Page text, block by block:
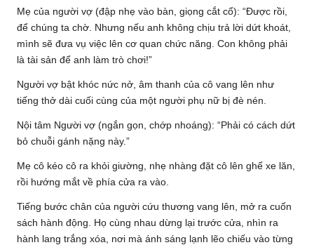
Mẹ của người vợ (đập nhẹ vào bàn, giọng cắt cổ): “Được rồi,
để chúng ta chờ. Nhưng nếu anh không chịu trả lời dứt khoát,
mình sẽ đưa vụ việc lên cơ quan chức năng. Con không phải
là tài sản để anh làm trò chơi!”
Người vợ bật khóc nức nở, âm thanh của cô vang lên như
tiếng thở dài cuối cùng của một người phụ nữ bị đè nén.
Nội tâm Người vợ (ngắn gọn, chớp nhoáng): “Phải có cách dứt
bỏ chuỗi gánh nặng này.”
Mẹ cô kéo cô ra khỏi giường, nhẹ nhàng đặt cô lên ghế xe lăn,
rồi hướng mắt về phía cửa ra vào.
Tiếng bước chân của người cứu thương vang lên, mở ra cuốn
sách hành động. Họ cùng nhau dừng lại trước cửa, nhìn ra
hành lang trắng xóa, nơi mà ánh sáng lạnh lẽo chiếu vào từng